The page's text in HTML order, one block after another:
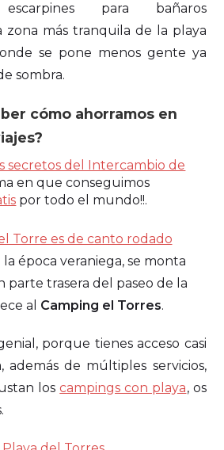
para bañaros
zona más tranquila de la playa
se pone menos gente ya
sombra.
cómo ahorramos en
secretos del Intercambio de
en que conseguimos
por todo el mundo!!.
época veraniega, se monta
trasera del paseo de la
al Camping el Torres.
porque tienes acceso casi
además de múltiples servicios,
loscampings con playa, os